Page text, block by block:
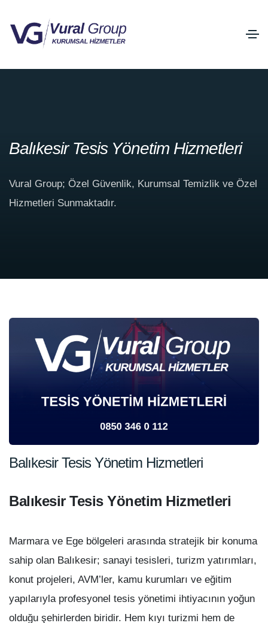
Balıkesir Tesis Yönetim Hizmetleri
Vural Group; Özel Güvenlik, Kurumsal Temizlik ve Özel
Hizmetleri Sunmaktadır.
Balıkesir Tesis Yönetim Hizmetleri
Balıkesir Tesis Yönetim Hizmetleri
Marmara ve Ege bölgeleri arasında stratejik bir konuma
sahip olan Balıkesir; sanayi tesisleri, turizm yatırımları,
konut projeleri, AVM’ler, kamu kurumları ve eğitim
yapılarıyla profesyonel tesis yönetimi ihtiyacının yoğun
olduğu şehirlerden biridir. Hem kıyı turizmi hem de